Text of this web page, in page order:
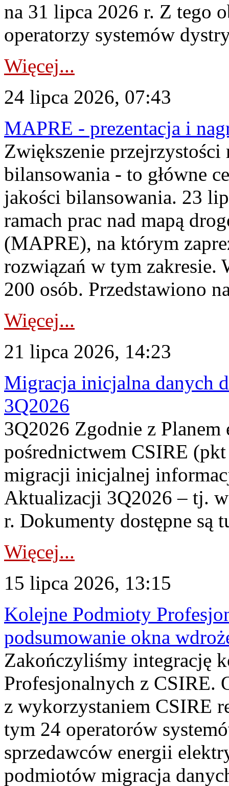
na 31 lipca 2026 r. Z tego
operatorzy systemów
Więcej...
24 lipca 2026, 07:43
MAPRE - prezentacja i
Zwiększenie
bilansowania - to główne
jakości bilansowania. 23
ramach prac nad mapą
(MAPRE), na którym
rozwiązań w tym zakresie.
200 osób. Przedstawiono
Więcej...
21 lipca 2026, 14:23
Migracja inicjalna danych
3Q2026
3Q2026 Zgodnie z
pośrednictwem CSIRE
migracji inicjalnej
Aktualizacji 3Q2026 – tj.
r. Dokumenty dostępne są
Więcej...
15 lipca 2026, 13:15
Kolejne Podmioty
podsumowanie okna
Zakończyliśmy integrację
Profesjonalnych z CSIRE.
z wykorzystaniem CSIRE
tym 24 operatorów
sprzedawców energii
podmiotów migracja